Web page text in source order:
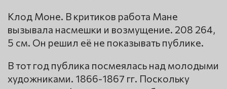
Клод Моне. В критиков работа Мане
вызывала насмешки и возмущение. 208 264,
5 см. Он решил её не показывать публике.
В тот год публика посмеялась над молодыми
художниками. 1866-1867 гг. Поскольку